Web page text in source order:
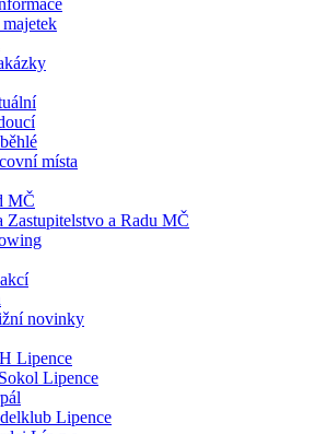
místa
MČ
Zastupitelstvo a Radu MČ
novinky
Lipence
Lipence
Lipence